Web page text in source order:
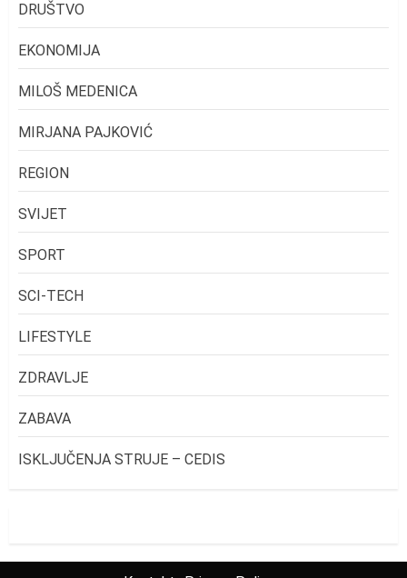
DRUŠTVO
EKONOMIJA
MILOŠ MEDENICA
MIRJANA PAJKOVIĆ
REGION
SVIJET
SPORT
SCI-TECH
LIFESTYLE
ZDRAVLJE
ZABAVA
ISKLJUČENJA STRUJE – CEDIS